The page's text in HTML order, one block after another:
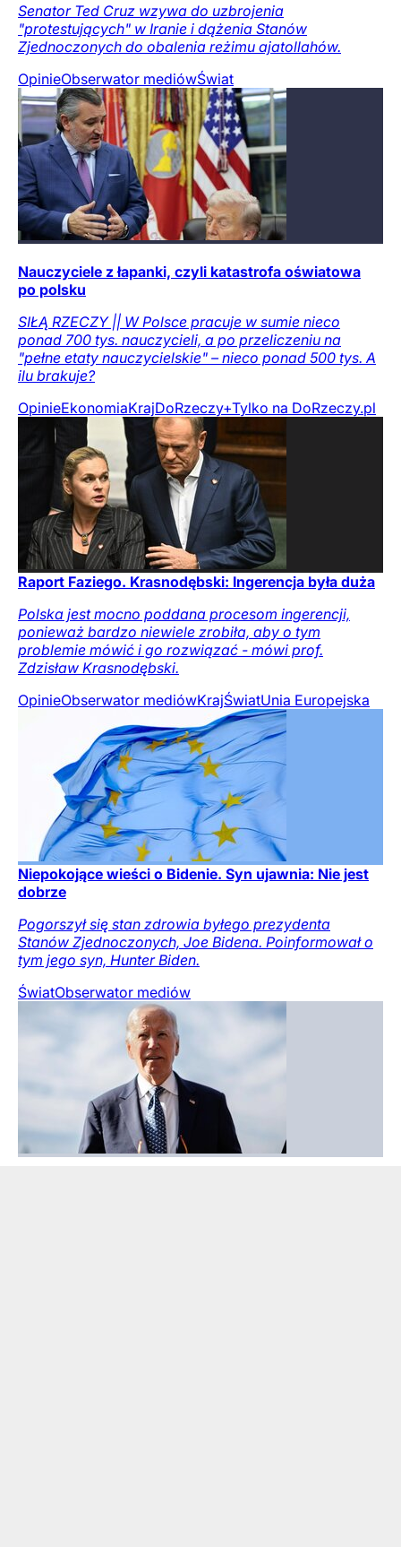
Senator Ted Cruz wzywa do uzbrojenia
"protestujących" w Iranie i dążenia Stanów
Zjednoczonych do obalenia reżimu ajatollahów.
OpinieObserwator mediówŚwiat
Nauczyciele z łapanki, czyli katastrofa oświatowa
po polsku
SIŁĄ RZECZY || W Polsce pracuje w sumie nieco
ponad 700 tys. nauczycieli, a po przeliczeniu na
"pełne etaty nauczycielskie" – nieco ponad 500 tys. A
ilu brakuje?
OpinieEkonomiaKrajDoRzeczy+Tylko na DoRzeczy.pl
Raport Faziego. Krasnodębski: Ingerencja była duża
Polska jest mocno poddana procesom ingerencji,
ponieważ bardzo niewiele zrobiła, aby o tym
problemie mówić i go rozwiązać - mówi prof.
Zdzisław Krasnodębski.
OpinieObserwator mediówKrajŚwiatUnia Europejska
Niepokojące wieści o Bidenie. Syn ujawnia: Nie jest
dobrze
Pogorszył się stan zdrowia byłego prezydenta
Stanów Zjednoczonych, Joe Bidena. Poinformował o
tym jego syn, Hunter Biden.
ŚwiatObserwator mediów